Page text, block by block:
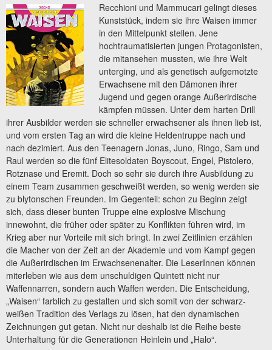
Recchioni und Mammucari gelingt dieses
Kunststück, indem sie ihre Waisen immer
in den Mittelpunkt stellen. Jene
hochtraumatisierten jungen Protagonisten,
die mitansehen mussten, wie ihre Welt
unterging, und als genetisch aufgemotzte
Erwachsene mit den Dämonen ihrer
Jugend und gegen orange Außerirdische
kämpfen müssen. Unter dem harten Drill
ihrer Ausbilder werden sie schneller erwachsener als ihnen lieb ist,
und vom ersten Tag an wird die kleine Heldentruppe nach und
nach dezimiert. Aus den Teenagern Jonas, Juno, Ringo, Sam und
Raul werden so die fünf Elitesoldaten Boyscout, Engel, Pistolero,
Rotznase und Eremit. Doch so sehr sie durch ihre Ausbildung zu
einem Team zusammen geschweißt werden, so wenig werden sie
zu blytonschen Freunden. Im Gegenteil: schon zu Beginn zeigt
sich, dass dieser bunten Truppe eine explosive Mischung
innewohnt, die früher oder später zu Konflikten führen wird, im
Krieg aber nur Vorteile mit sich bringt. In zwei Zeitlinien erzählen
die Macher von der Zeit an der Akademie und vom Kampf gegen
die Außerirdischen im Erwachsenenalter. Die LeserInnen können
miterleben wie aus dem unschuldigen Quintett nicht nur
Waffennarren, sondern auch Waffen werden. Die Entscheidung,
„Waisen“ farblich zu gestalten und sich somit von der schwarz-
weißen Tradition des Verlags zu lösen, hat den dynamischen
Zeichnungen gut getan. Nicht nur deshalb ist die Reihe beste
Unterhaltung für die Generationen Heinlein und „Halo“.